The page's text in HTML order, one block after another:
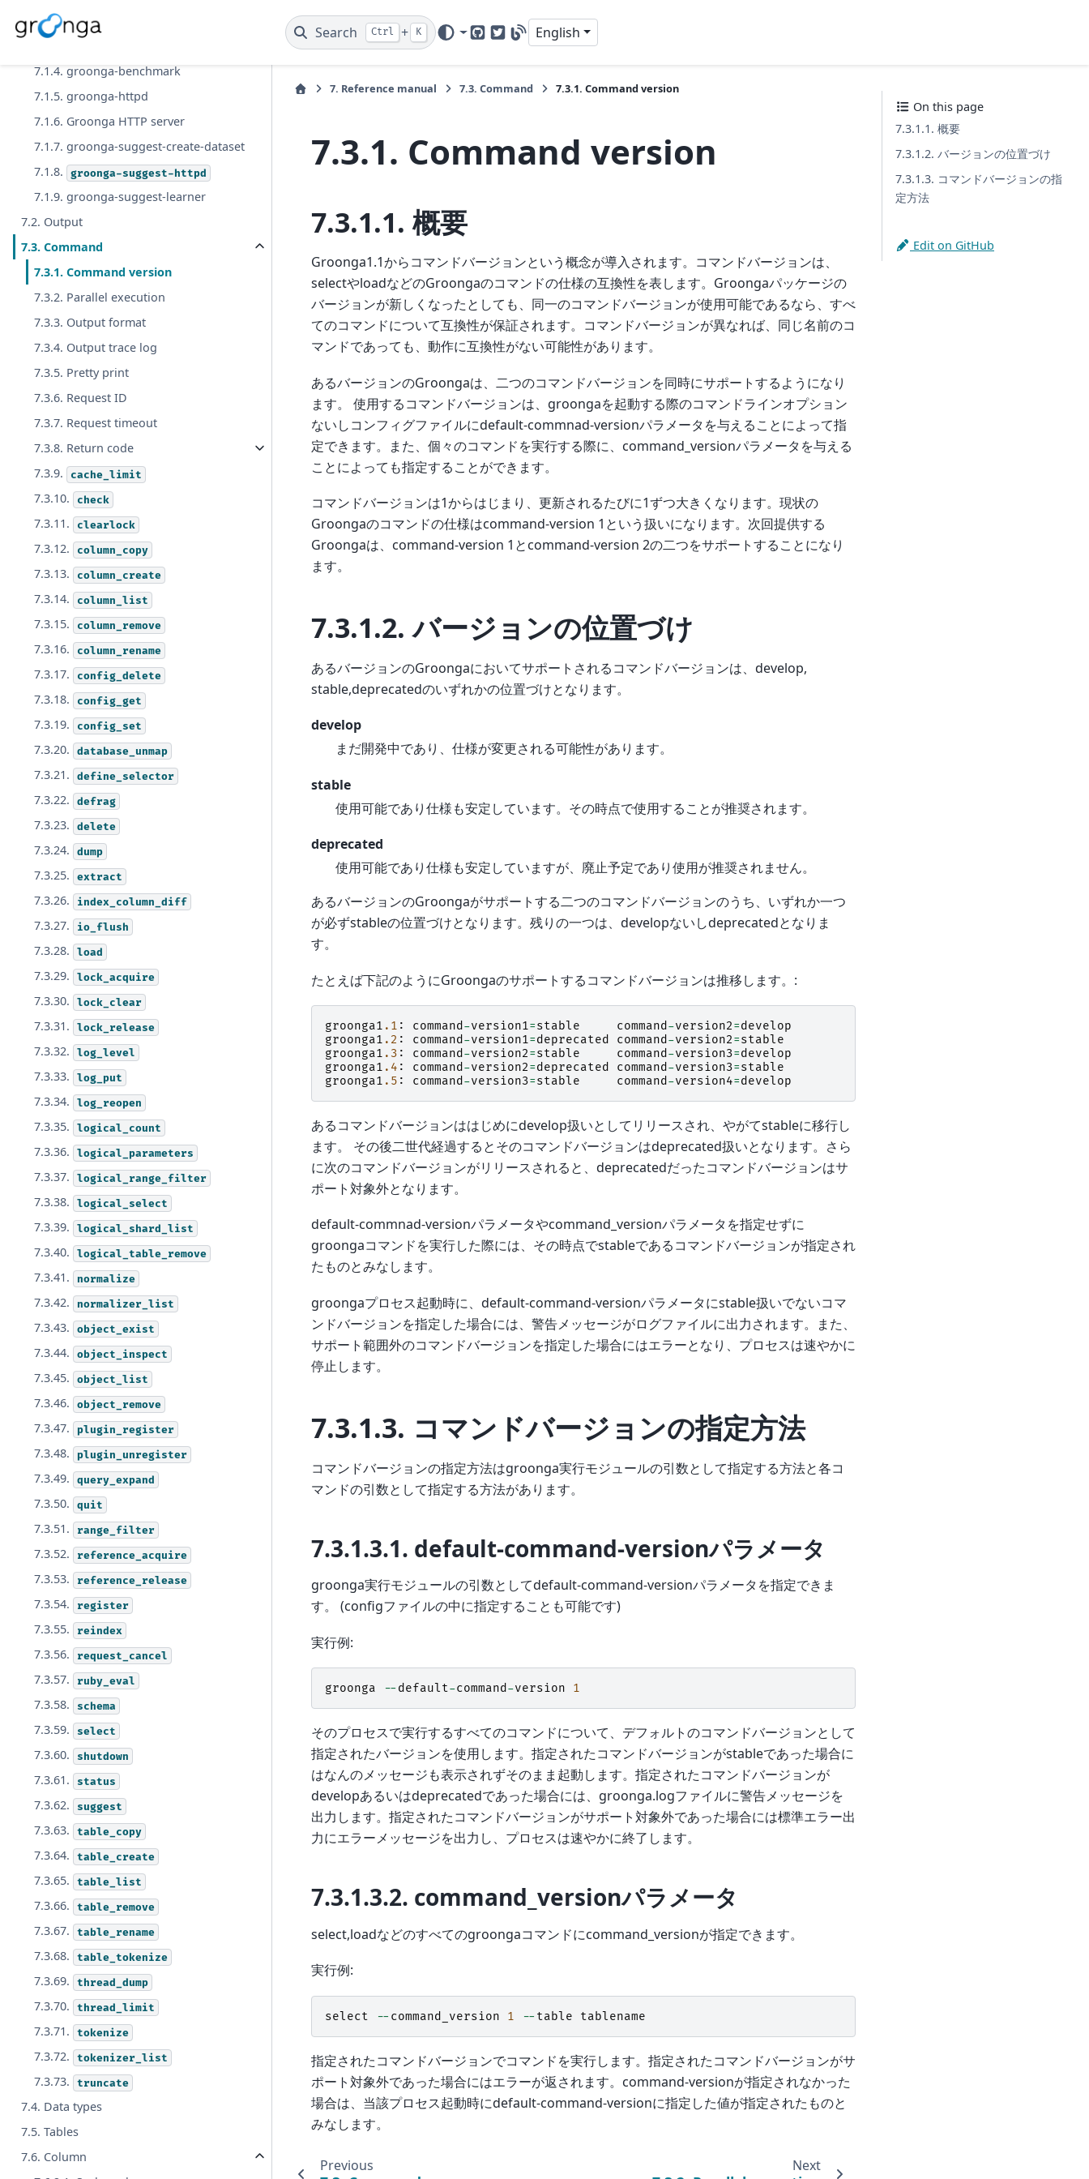
Search Ctrl + K
GitHubTwitter
Blog
English
7.1.2. grnslap
7.1.4. groonga-benchmark
7.1.5. groonga-httpd
7.1.6. Groonga HTTP server
7.1.7. groonga-suggest-create-dataset
7.1.8.
groonga-suggest-httpd
7.1.9. groonga-suggest-learner
7.2. Output
7.3. Command
7.3.1. Command version
7.3.2. Parallel execution
7.3.3. Output format
7.3.4. Output trace log
7.3.5. Pretty print
7.3.6. Request ID
7.3.7. Request timeout
7.3.8. Return code
7.3.9.
cache_limit
7.3.10. check
7.3.11. clearlock
7.3.12. column_copy
7.3.13. column_create
7.3.14. column_list
7.3.15. column_remove
7.3.16. column_rename
7.3.17. config_delete
7.3.18. config_get
7.3.19. config_set
7.3.20. database_unmap
7.3.21. define_selector
7.3.22. defrag
7.3.23. delete
7.3.24. dump
7.3.25. extract
7.3.26. index_column_diff
7.3.27. io_flush
7.3.28. load
7.3.29. lock_acquire
7.3.30. lock_clear
7.3.31. lock_release
7.3.32. log_level
7.3.33. log_put
7.3.34. log_reopen
7.3.35. logical_count
7.3.36. logical_parameters
7.3.37. logical_range_filter
7.3.38. logical_select
7.3.39. logical_shard_list
7.3.40. logical_table_remove
7.3.41. normalize
7.3.42. normalizer_list
7.3.43. object_exist
7.3.44. object_inspect
7.3.45. object_list
7.3.46. object_remove
7.3.47. plugin_register
7.3.48. plugin_unregister
7.3.49. query_expand
7.3.50. quit
7.3.51. range_filter
7.3.52. reference_acquire
7.3.53. reference_release
7.3.54. register
7.3.55. reindex
7.3.56. request_cancel
7.3.57. ruby_eval
7.3.58. schema
7.3.59. select
7.3.60. shutdown
7.3.61. status
7.3.62. suggest
7.3.63. table_copy
7.3.64. table_create
7.3.65. table_list
7.3.66. table_remove
7.3.67. table_rename
7.3.68. table_tokenize
7.3.69. thread_dump
7.3.70. thread_limit
7.3.71. tokenize
7.3.72. tokenizer_list
7.3.73. truncate
7.4. Data types
7.5. Tables
7.6. Column
7. Reference manual 7.3. Command 7.3.1. Command version
7.3.1. Command version
7.3.1.1.概要
Groonga1.1からコマンドバージョンという概念が導入されます。コマンドバージョンは、
selectやloadなどのGroongaのコマンドの仕様の互換性を表します。Groongaパッケージの
バージョンが新しくなったとしても、同一のコマンドバージョンが使用可能であるなら、すべ
てのコマンドについて互換性が保証されます。コマンドバージョンが異なれば、同じ名前のコ
マンドであっても、動作に互換性がない可能性があります。
あるバージョンのGroongaは、二つのコマンドバージョンを同時にサポートするようになり
ます。 使用するコマンドバージョンは、groongaを起動する際のコマンドラインオプション
ないしコンフィグファイルにdefault-commnad-versionパラメータを与えることによって指
定できます。また、個々のコマンドを実行する際に、command_versionパラメータを与える
ことによっても指定することができます。
コマンドバージョンは1からはじまり、更新されるたびに1ずつ大きくなります。現状の
Groongaのコマンドの仕様はcommand-version 1という扱いになります。次回提供する
Groongaは、command-version 1とcommand-version 2の二つをサポートすることになり
ます。
7.3.1.2.バージョンの位置づけ
あるバージョンのGroongaにおいてサポートされるコマンドバージョンは、develop,
stable,deprecatedのいずれかの位置づけとなります。
develop
まだ開発中であり、仕様が変更される可能性があります。
stable
使用可能であり仕様も安定しています。その時点で使用することが推奨されます。
deprecated
使用可能であり仕様も安定していますが、廃止予定であり使用が推奨されません。
あるバージョンのGroongaがサポートする二つのコマンドバージョンのうち、いずれか一つ
が必ずstableの位置づけとなります。残りの一つは、developないしdeprecatedとなりま
す。
たとえば下記のようにGroongaのサポートするコマンドバージョンは推移します。:
groonga1 .1 : command -version1=stable command -version2=develop
groonga1 .2 : command -version1=deprecated command -version2=stable
groonga1 .3 : command -version2=stable command -version3=develop
groonga1 .4 : command -version2=deprecated command -version3=stable
groonga1 .5 : command -version3=stable command -version4=develop
あるコマンドバージョンははじめにdevelop扱いとしてリリースされ、やがてstableに移行し
ます。 その後二世代経過するとそのコマンドバージョンはdeprecated扱いとなります。さら
に次のコマンドバージョンがリリースされると、deprecatedだったコマンドバージョンはサ
ポート対象外となります。
default-commnad-versionパラメータやcommand_versionパラメータを指定せずに
groongaコマンドを実行した際には、その時点でstableであるコマンドバージョンが指定され
たものとみなします。
groongaプロセス起動時に、default-command-versionパラメータにstable扱いでないコマ
ンドバージョンを指定した場合には、警告メッセージがログファイルに出力されます。また、
サポート範囲外のコマンドバージョンを指定した場合にはエラーとなり、プロセスは速やかに
停止します。
7.3.1.3. コマンドバージョンの指定方法
コマンドバージョンの指定方法はgroonga実行モジュールの引数として指定する方法と各コ
マンドの引数として指定する方法があります。
7.3.1.3.1. default-command-versionパラメータ
groonga実行モジュールの引数としてdefault-command-versionパラメータを指定できま
す。 (configファイルの中に指定することも可能です)
実行例:
groonga -- default-command -version 1
そのプロセスで実行するすべてのコマンドについて、デフォルトのコマンドバージョンとして
指定されたバージョンを使用します。指定されたコマンドバージョンがstableであった場合に
はなんのメッセージも表示されずそのまま起動します。指定されたコマンドバージョンが
developあるいはdeprecatedであった場合には、groonga.logファイルに警告メッセージを
出力します。指定されたコマンドバージョンがサポート対象外であった場合には標準エラー出
力にエラーメッセージを出力し、プロセスは速やかに終了します。
7.3.1.3.2. command_versionパラメータ
select,loadなどのすべてのgroongaコマンドにcommand_versionが指定できます。
実行例:
select -- command_version 1 -- table tablename
指定されたコマンドバージョンでコマンドを実行します。指定されたコマンドバージョンがサ
ポート対象外であった場合にはエラーが返されます。command-versionが指定されなかった
場合は、当該プロセス起動時にdefault-command-versionに指定した値が指定されたものと
みなします。
Previous Next
On this page
7.3.1.1. 概要
7.3.1.2. バージョンの位置づけ
7.3.1.3. コマンドバージョンの指
定方法
Edit on GitHub